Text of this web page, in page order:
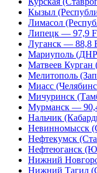
Кызыл
Лимасол
Липецк — 97,9
Луганск — 88,8
Мариуполь
Матвеев Курган
Мелитополь
Миасс
Мичуринск
Мурманск —
Нальчик
Невинномысск
Нефтекумск
Нефтеюганск
Нижний
Нижний Тагил